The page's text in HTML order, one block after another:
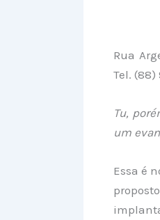
Rua
Tel. (88)
Tu,
um
Essa é